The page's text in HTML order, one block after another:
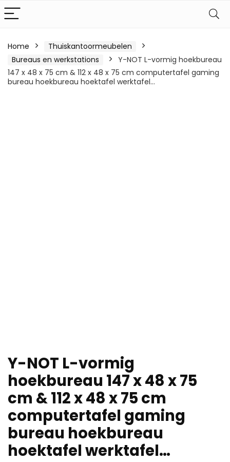
Home
Thuiskantoormeubelen
Bureaus en werkstations
Y-NOT L-vormig hoekbureau
147 x 48 x 75 cm & 112 x 48 x 75 cm computertafel gaming
bureau hoekbureau hoektafel werktafel…
Y-NOT L-vormig
hoekbureau 147 x 48 x 75
cm & 112 x 48 x 75 cm
computertafel gaming
bureau hoekbureau
hoektafel werktafel…